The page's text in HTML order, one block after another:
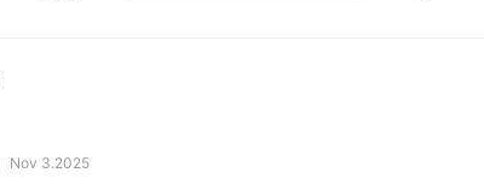
Nov 3.2025